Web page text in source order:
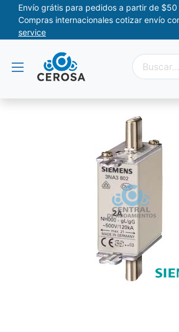
Envío grátis para pedidos a partir de $50
Compras internacionales cotizar envío
service